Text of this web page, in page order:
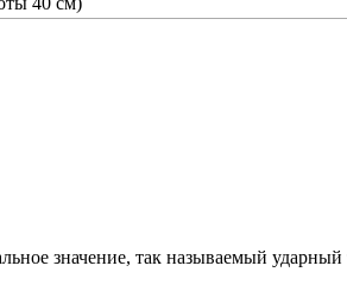
значение, так называемый